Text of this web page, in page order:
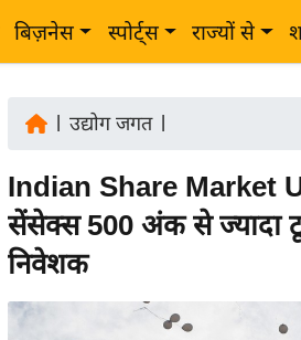
बिज़नेस स्पोर्ट्स राज्यों से
उद्योग जगत|
Indian Share Market
सेंसेक्स 500 अंक से ज्यादा
निवेशक